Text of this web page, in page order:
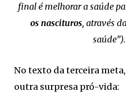
final é melhorar a saúde
os nascituros, através
saúde”).
No texto da terceira
outra surpresa pró-vida: